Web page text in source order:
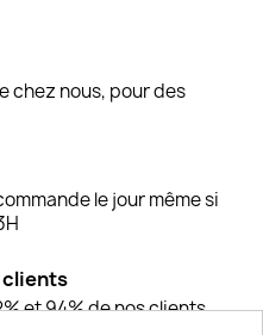
chez nous, pour des
le jour même si
et 94% de nos clients